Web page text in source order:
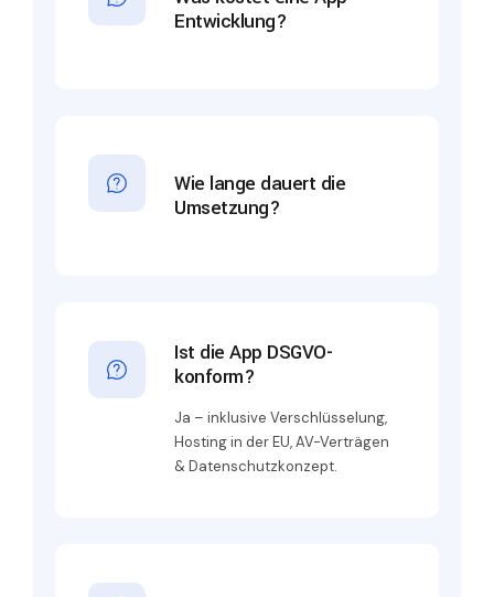
Entwicklung?
Wie lange dauert die
Umsetzung?
Ist die App DSGVO-
konform?
Ja – inklusive Verschlüsselung,
Hosting in der EU, AV-Verträgen
& Datenschutzkonzept.